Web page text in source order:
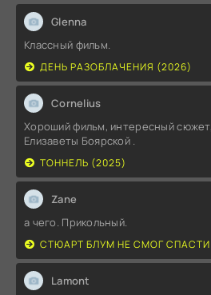
Glenna
Классный фильм.
ДЕНЬ РАЗОБЛАЧЕНИЯ (2026)
Cornelius
Хороший фильм, интересный
Елизаветы Боярской .
ТОННЕЛЬ (2025)
Zane
а чего. Прикольный.
СТЮАРТ БЛУМ НЕ СМОГ
Lamont